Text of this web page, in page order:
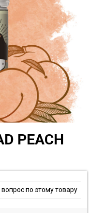
PEACH
по этому товару